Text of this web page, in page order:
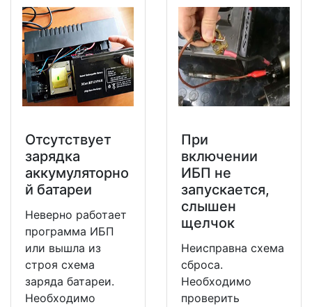
Отсутствует
зарядка
аккумуляторно
й батареи
Неверно работает
программа ИБП
или вышла из
строя схема
заряда батареи.
Необходимо
При
включении
ИБП не
запускается,
слышен
щелчок
Неисправна схема
сброса.
Необходимо
проверить